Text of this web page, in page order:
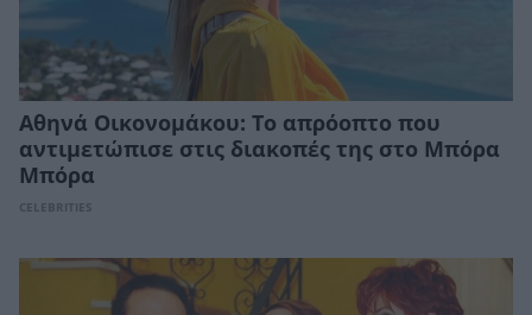
Αθηνά Οικονομάκου: Το απρόοπτο που
αντιμετώπισε στις διακοπές της στο Μπόρα
Μπόρα
CELEBRITIES